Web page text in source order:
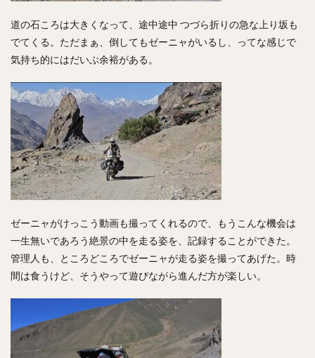
道の石ころは大きくなって、途中途中 つづら折りの急な上り坂も
でてくる。ただまぁ、倒してもゼーニャがいるし、ってな感じで
気持ち的にはだいぶ余裕がある。
ゼーニャがけっこう動画も撮ってくれるので、もうこんな機会は
一生無いであろう絶景の中を走る姿を、記録することができた。
管理人も、ところどころでゼーニャが走る姿を撮ってあげた。時
間は食うけど、そうやって遊びながら進んだ方が楽しい。